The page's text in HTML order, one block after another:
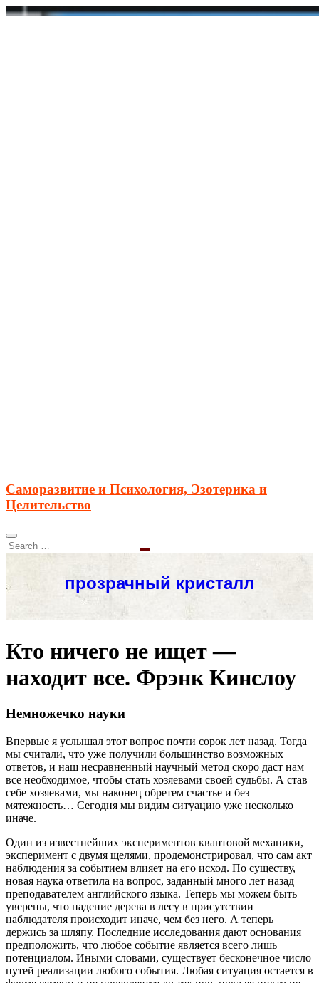
Саморазвитие и Психология, Эзотерика и
Целительство
Кто ничего не ищет —
находит все. Фрэнк Кинслоу
Немножечко науки
Впервые я услышал этот вопрос почти сорок лет назад. Тогда
мы считали, что уже получили большинство возможных
ответов, и наш несравненный научный метод скоро даст нам
все необходимое, чтобы стать хозяевами своей судьбы. А став
себе хозяевами, мы наконец обретем счастье и без
мятежность… Сегодня мы видим ситуацию уже несколько
иначе.
Один из известнейших экспериментов квантовой механики,
эксперимент с двумя щелями, продемонстрировал, что сам акт
наблюдения за событием влияет на его исход. По существу,
новая наука ответила на вопрос, заданный много лет назад
преподавателем английского языка. Теперь мы можем быть
уверены, что падение дерева в лесу в присутствии
наблюдателя происходит иначе, чем без него. А теперь
держись за шляпу. Последние исследования дают основания
предположить, что любое событие является всего лишь
потенциалом. Иными словами, существует бесконечное число
путей реализации любого события. Любая ситуация остается в